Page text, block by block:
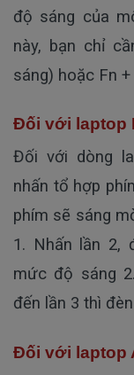
độ sáng của
này, bạn chỉ
sáng) hoặc Fn
Đối với laptop
Đối với dòng
nhấn tổ hợp
phím sẽ sáng
1. Nhấn lần 2,
mức độ sáng
đến lần 3 thì
Đối với laptop